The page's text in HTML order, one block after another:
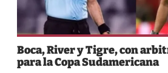
Boca, River y Tigre, con
para la Copa Sudamericana